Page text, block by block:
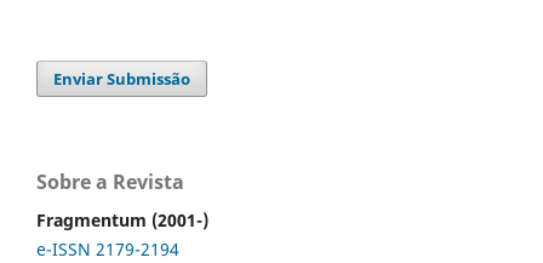
Enviar Submissão
Sobre a Revista
Fragmentum (2001-)
e-ISSN 2179-2194